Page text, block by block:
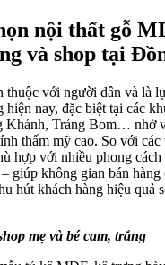
nội thất gỗ
và shop tại
thuộc với người dân và là
hiện nay, đặc biệt tại các
Khánh, Trảng Bom… nhờ
thẩm mỹ cao. So với
hợp với nhiều phong cách
giúp không gian bán hàng
hút khách hàng hiệu quả
mẹ và bé cam, trắng